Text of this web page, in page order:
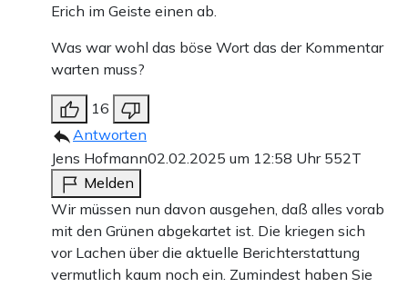
Erich im Geiste einen ab.
Was war wohl das böse Wort das der Kommentar
warten muss?
16
Antworten
Jens Hofmann02.02.2025 um 12:58 Uhr 552T
Melden
Wir müssen nun davon ausgehen, daß alles vorab
mit den Grünen abgekartet ist. Die kriegen sich
vor Lachen über die aktuelle Berichterstattung
vermutlich kaum noch ein. Zumindest haben Sie